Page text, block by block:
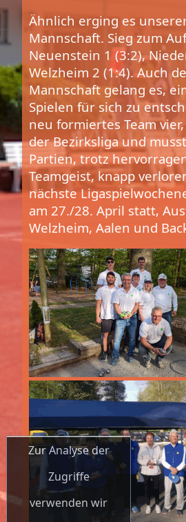
Zur Analyse der
Zugriffe
verwenden wir
Ähnlich erging es
Mannschaft. Sieg zum
Neuenstein 1 (3:2),
Welzheim 2 (1:4). Auch
Mannschaft gelang es,
Spielen für sich zu
neu formiertes Team
der Bezirksliga und
Partien, trotz
Teamgeist, knapp
nächste
am 27./28. April statt,
Welzheim, Aalen und